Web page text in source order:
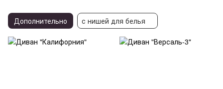
Дополнительно с нишей для белья